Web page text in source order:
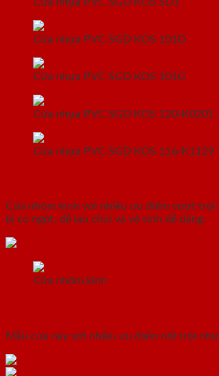
Cửa nhựa PVC SGD KOS 101D
Cửa nhựa PVC SGD KOS 101G
Cửa nhựa PVC SGD KOS 120-K0201
Cửa nhựa PVC SGD KOS 116-K1129
Cửa nhôm kính với nhiều ưu điểm vượt
bị co ngót, dễ lau chùi và vệ sinh dễ dàng.
Cửa nhôm kính
Mẫu cửa này với nhiều ưu điểm nổi trội